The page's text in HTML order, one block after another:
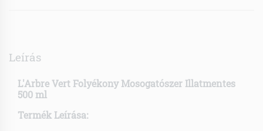
Leírás
L'Arbre Vert Folyékony Mosogatószer Illatmentes
500 ml
Termék Leírása: